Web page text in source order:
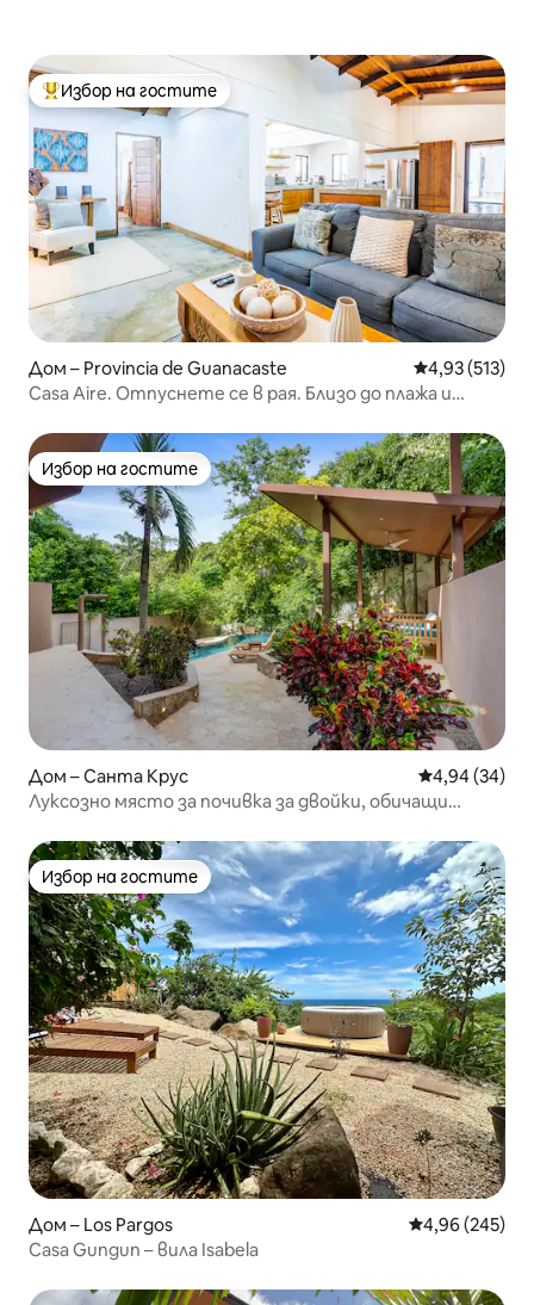
Най-популярен избор на гостите
Избор на гостите
Дом – Provincia de Guanacaste Средна
4,93 (513)
Casa Aire. Отпуснете се в рая. Близо до плажа и
Избор на гостите
Избор на гостите
Дом – Санта Крус Средна
4,94 (34)
Луксозно място за почивка за двойки, обичащи
Избор на гостите
Избор на гостите
Дом – Los Pargos Средна
4,96 (245)
Casa Gungun – вила Isabela